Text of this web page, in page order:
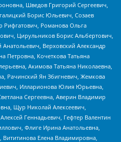
Шведов Григорий Сергеевич,
Борис Юльевич, Созаев
Рифгатович, Романова Ольга
Цирульников Борис Альбертович,
Верховский Александр
Петровна, Кочеткова Татьяна
Акимова Татьяна Николаевна,
Рачинский Ян Збигневич, Жемкова
Илларионова Юлия Юрьевна,
Сергеевна, Аверин Владимир
Щур Николай Алексеевич,
Геннадьевич, Гефтер Валентин
Флиге Ирина Анатольевна,
Елена Владимировна,